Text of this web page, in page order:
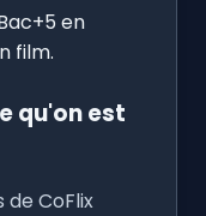
en
film.
qu'on est
de CoFlix